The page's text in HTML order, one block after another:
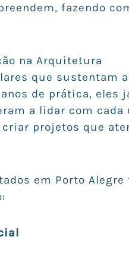
fazendo
na Arquitetura
que sustentam
de prática, eles
a lidar com cada
projetos que
em Porto